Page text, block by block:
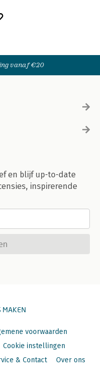
vanaf €20
en blijf up-to-date
inspirerende
MAKEN
voorwaarden
Cookie instellingen
& Contact Over ons